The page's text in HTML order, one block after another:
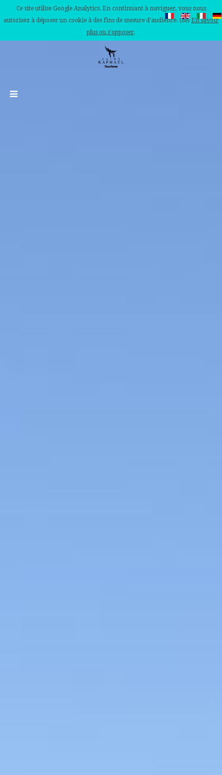
Ce site utilise Google Analytics. En continuant à naviguer, vous nous
autorisez à déposer un cookie à des fins de mesure d'audience. (de) En savoir
plus ou s'opposer.